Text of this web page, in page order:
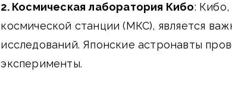
2. Космическая лаборатория Кибо:
космической станции (МКС), является
исследований. Японские астронавты
эксперименты.